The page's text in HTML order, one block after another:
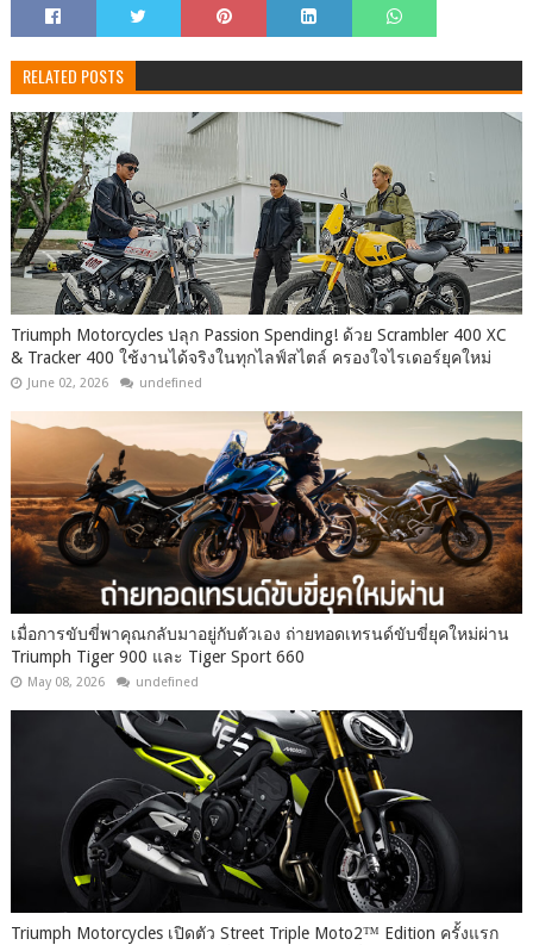
RELATED POSTS
Triumph Motorcycles ปลุก Passion Spending! ด้วย Scrambler 400 XC
& Tracker 400 ใช้งานได้จริงในทุกไลฟ์สไตล์ ครองใจไรเดอร์ยุคใหม่
June 02, 2026 undefined
เมื่อการขับขี่พาคุณกลับมาอยู่กับตัวเอง ถ่ายทอดเทรนด์ขับขี่ยุคใหม่ผ่าน
Triumph Tiger 900 และ Tiger Sport 660
May 08, 2026 undefined
Triumph Motorcycles เปิดตัว Street Triple Moto2™ Edition ครั้งแรก